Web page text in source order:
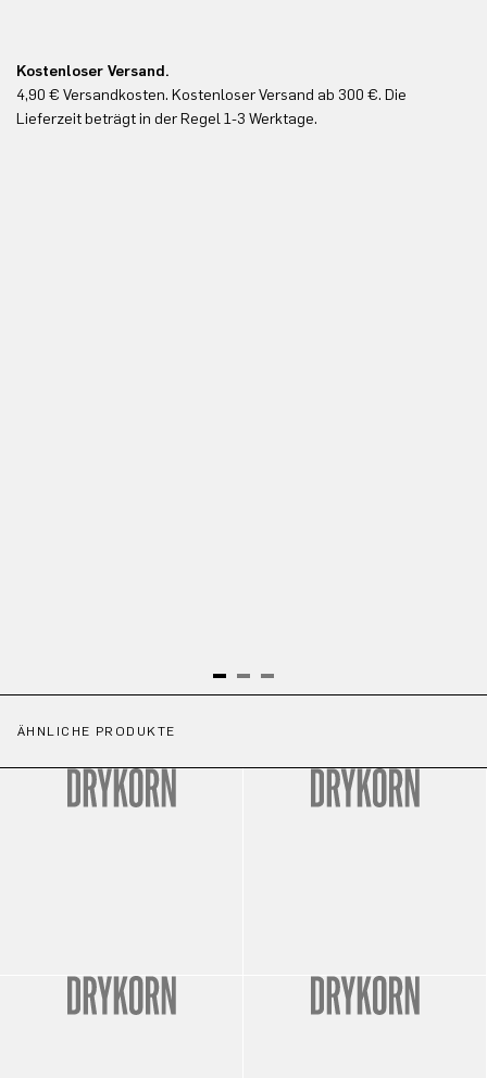
Kostenloser Versand.
4,90 € Versandkosten. Kostenloser Versand ab 300 €. Die
Lieferzeit beträgt in der Regel 1-3 Werktage.
ÄHNLICHE PRODUKTE